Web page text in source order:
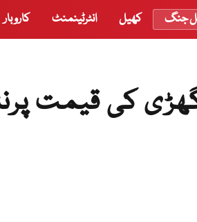
جنگ کھیل انٹرٹینمنٹ کاروبار
کی گھڑی کی قیمت